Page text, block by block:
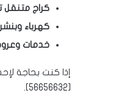
كراج متنقل
كهرباء
خدمات
إذا كنت بحاجة
[56656632].